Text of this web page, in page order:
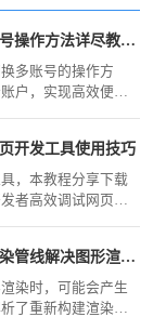
谷歌浏览器快速切换多账号操作方法详尽教程完整分享
多账号的操作方
户，实现高效便捷
开发工具使用技巧
，本教程分享下载
者高效调试网页，
火狐浏览器手机版重构渲染管线解决图形渲染崩溃问题
染时，可能会产生
了重新构建渲染流